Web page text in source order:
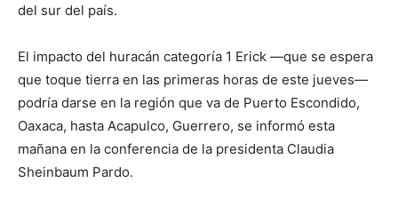
del sur del país.
El impacto del huracán categoría 1 Erick —que se espera
que toque tierra en las primeras horas de este jueves—
podría darse en la región que va de Puerto Escondido,
Oaxaca, hasta Acapulco, Guerrero, se informó esta
mañana en la conferencia de la presidenta Claudia
Sheinbaum Pardo.